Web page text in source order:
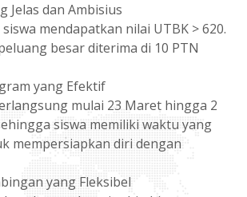
Jelas dan Ambisius
mendapatkan nilai UTBK > 620.
besar diterima di 10 PTN
yang Efektif
mulai 23 Maret hingga 2
siswa memiliki waktu yang
mempersiapkan diri dengan
yang Fleksibel